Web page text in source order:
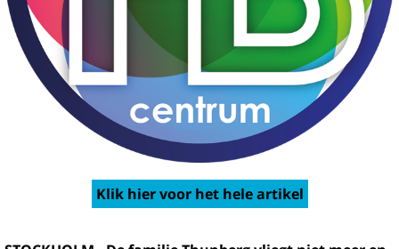
Klik hier voor het hele artikel